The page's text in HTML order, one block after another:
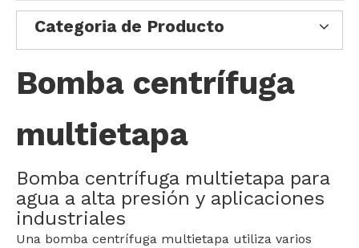
Categoria de Producto
Bomba centrífuga
multietapa
Bomba centrífuga multietapa para
agua a alta presión y aplicaciones
industriales
Una bomba centrífuga multietapa utiliza varios